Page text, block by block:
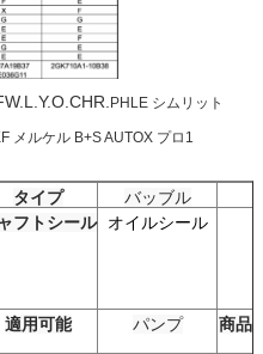
PHLE シムリット
メルケル B+S AUTOX プロ1
タイプ バッブル
フトシール オイルシール
適用可能 パンプ 商品